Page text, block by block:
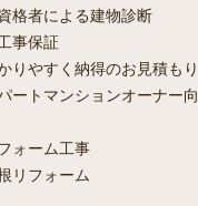
格者による建物診断
事保証
りやすく納得のお見積もり
ートマンションオーナー向
ォーム工事
リフォーム